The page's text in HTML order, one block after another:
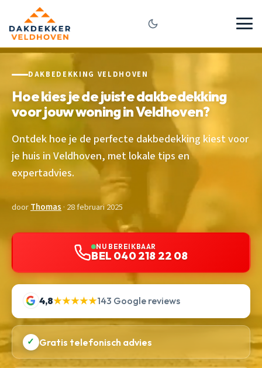
DAKBEDEKKING VELDHOVEN
Hoe kies je de juiste dakbedekking
voor jouw woning in Veldhoven?
Ontdek hoe je de perfecte dakbedekking kiest voor
je huis in Veldhoven, met lokale tips en
expertadvies.
doorThomas · 28 februari 2025
NU BEREIKBAAR
BEL 040 218 22 08
4,8★★★★★143 Google reviews
✓ Gratis telefonisch advies